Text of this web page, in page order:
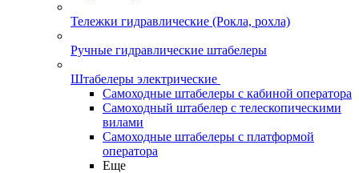
Тележки гидравлические (Рокла, рохла)
Ручные гидравлические штабелеры
Штабелеры электрические
Самоходные штабелеры с кабиной оператора
Самоходный штабелер с телескопическими
вилами
Самоходные штабелеры с платформой
оператора
Еще